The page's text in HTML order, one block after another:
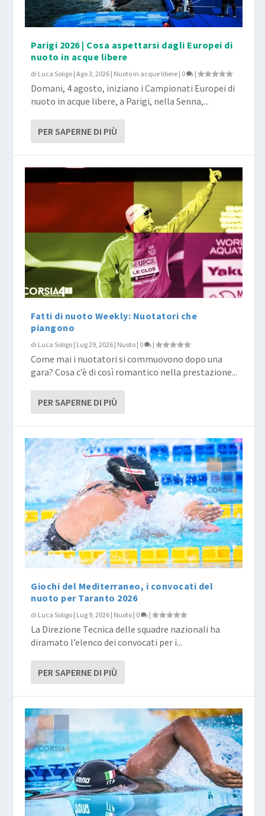
Parigi 2026 | Cosa aspettarsi dagli Europei di
nuoto in acque libere
di Luca Soligo |Ago 3, 2026 | Nuoto in acque libere | 0 |
Domani, 4 agosto, iniziano i Campionati Europei di
nuoto in acque libere, a Parigi, nella Senna,...
PER SAPERNE DI PIÙ
Fatti di nuoto Weekly: Nuotatori che
piangono
di Luca Soligo | Lug 29, 2026 | Nuoto | 0 |
Come mai i nuotatori si commuovono dopo una
gara? Cosa c’è di così romantico nella prestazione...
PER SAPERNE DI PIÙ
Giochi del Mediterraneo, i convocati del
nuoto per Taranto 2026
di Luca Soligo | Lug 9, 2026 | Nuoto | 0 |
La Direzione Tecnica delle squadre nazionali ha
diramato l’elenco dei convocati per i...
PER SAPERNE DI PIÙ